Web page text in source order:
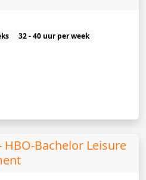
32 - 40 uur per week
HBO-Bachelor Leisure